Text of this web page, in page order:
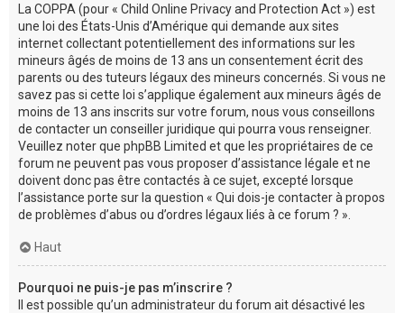
La COPPA (pour « Child Online Privacy and Protection Act ») est
une loi des États-Unis d’Amérique qui demande aux sites
internet collectant potentiellement des informations sur les
mineurs âgés de moins de 13 ans un consentement écrit des
parents ou des tuteurs légaux des mineurs concernés. Si vous ne
savez pas si cette loi s’applique également aux mineurs âgés de
moins de 13 ans inscrits sur votre forum, nous vous conseillons
de contacter un conseiller juridique qui pourra vous renseigner.
Veuillez noter que phpBB Limited et que les propriétaires de ce
forum ne peuvent pas vous proposer d’assistance légale et ne
doivent donc pas être contactés à ce sujet, excepté lorsque
l’assistance porte sur la question « Qui dois-je contacter à propos
de problèmes d’abus ou d’ordres légaux liés à ce forum ? ».
Haut
Pourquoi ne puis-je pas m’inscrire ?
Il est possible qu’un administrateur du forum ait désactivé les